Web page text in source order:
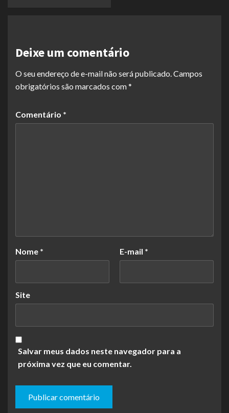
Deixe um comentário
O seu endereço de e-mail não será publicado.Campos
obrigatórios são marcados com*
Comentário *
Nome * E-mail *
Site
Salvar meus dados neste navegador para a
próxima vez que eu comentar.